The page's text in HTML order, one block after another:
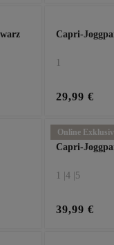
Capri-
1
29,99 €
Online Exklusiv
Capri-
1 | 4 | 5
39,99 €